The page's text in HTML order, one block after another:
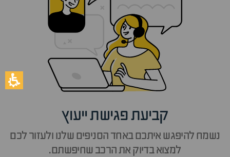
קביעת פגישת ייעוץ
נשמח להיפגש איתכם באחד הסניפים שלנו ולעזור לכם
למצוא בדיוק את הרכב שחיפשתם.